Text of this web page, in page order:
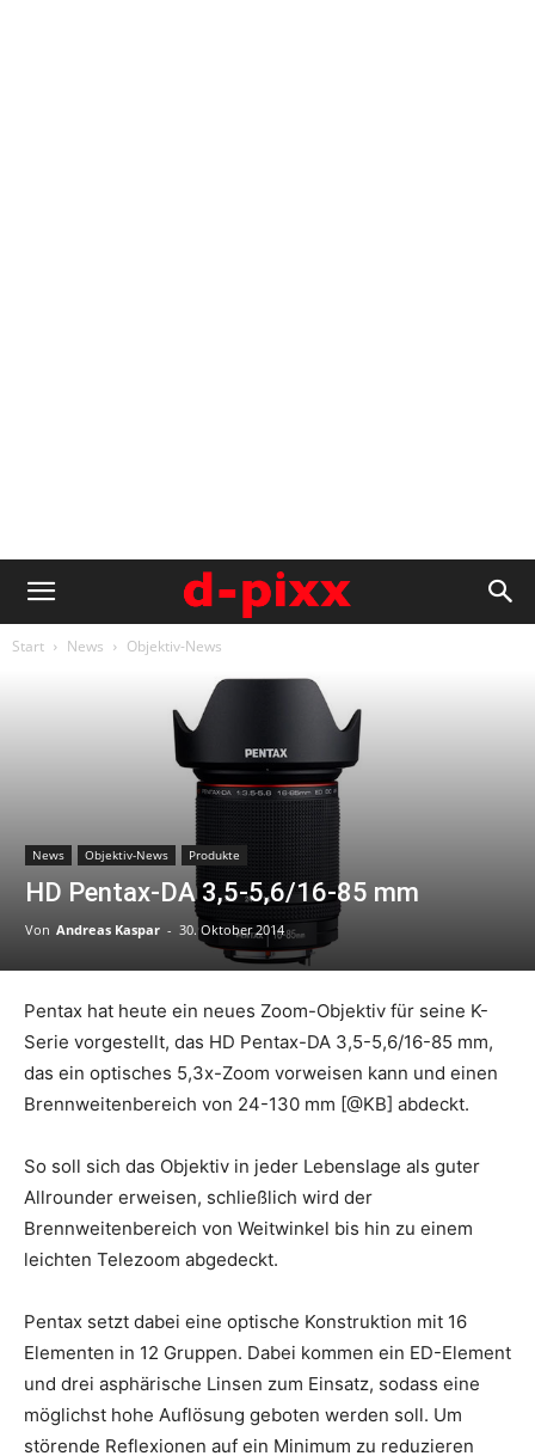
Start News Objektiv-News
News Objektiv-News Produkte
HD Pentax-DA 3,5-5,6/16-85 mm
Von Andreas Kaspar - 30. Oktober 2014
Pentax hat heute ein neues Zoom-Objektiv für seine K-
Serie vorgestellt, das HD Pentax-DA 3,5-5,6/16-85 mm,
das ein optisches 5,3x-Zoom vorweisen kann und einen
Brennweitenbereich von 24-130 mm [@KB] abdeckt.
So soll sich das Objektiv in jeder Lebenslage als guter
Allrounder erweisen, schließlich wird der
Brennweitenbereich von Weitwinkel bis hin zu einem
leichten Telezoom abgedeckt.
Pentax setzt dabei eine optische Konstruktion mit 16
Elementen in 12 Gruppen. Dabei kommen ein ED-Element
und drei asphärische Linsen zum Einsatz, sodass eine
möglichst hohe Auflösung geboten werden soll. Um
störende Reflexionen auf ein Minimum zu reduzieren